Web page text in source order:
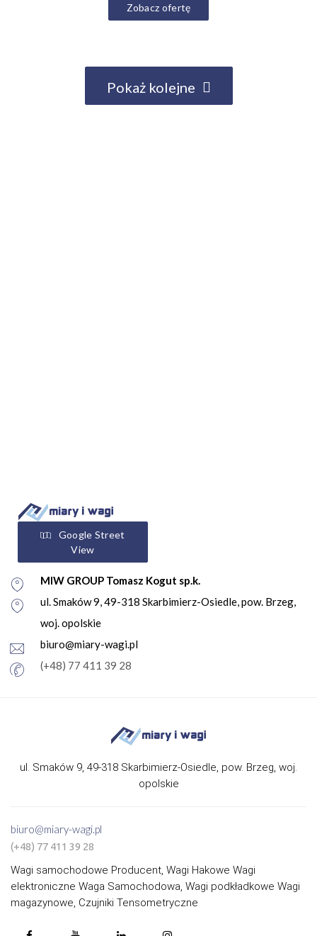
Zobacz ofertę
Pokaż kolejne
Google Street
View
MIW GROUP Tomasz Kogut sp.k.
ul. Smaków 9, 49-318 Skarbimierz-Osiedle, pow. Brzeg,
woj. opolskie
biuro@miary-wagi.pl
(+48) 77 411 39 28
ul. Smaków 9, 49-318 Skarbimierz-Osiedle, pow. Brzeg, woj.
opolskie
biuro@miary-wagi.pl
(+48) 77 411 39 28
Wagi samochodowe Producent, Wagi Hakowe Wagi
elektroniczne Waga Samochodowa, Wagi podkładkowe Wagi
magazynowe, Czujniki Tensometryczne